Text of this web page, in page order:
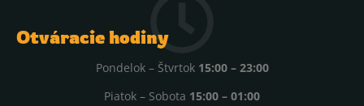
Otváracie hodiny
Pondelok – Štvrtok 15:00 – 23:00
Piatok – Sobota 15:00 – 01:00